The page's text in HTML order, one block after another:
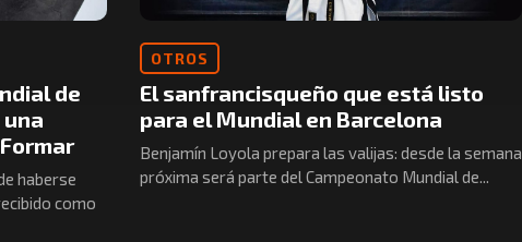
de
haberse
como
OTROS
El sanfrancisqueño que está listo
para el Mundial en Barcelona
Benjamín Loyola prepara las valijas: desde la semana
próxima será parte del Campeonato Mundial de...